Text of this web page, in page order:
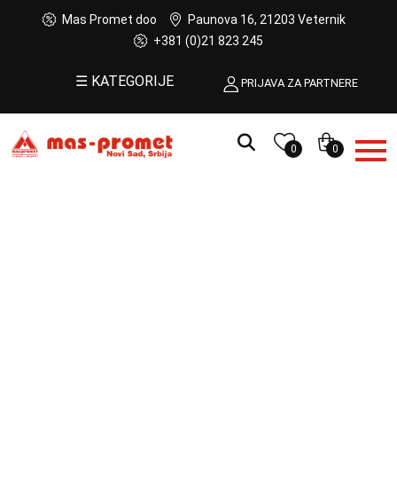
Mas Promet doo
Paunova 16, 21203 Veternik
+381 (0)21 823 245
☰ KATEGORIJE PRIJAVA ZA PARTNERE
0 0